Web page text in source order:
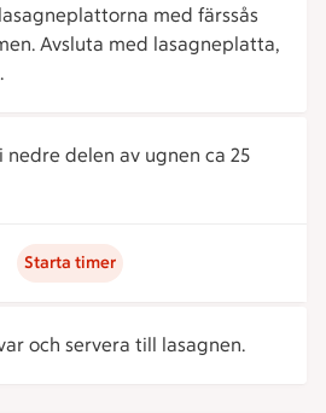
med färssås
Avsluta med lasagneplatta,
nedre delen av ugnen ca 25
Starta timer
och servera till lasagnen.